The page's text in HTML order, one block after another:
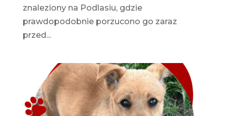
znaleziony na Podlasiu, gdzie
prawdopodobnie porzucono go zaraz
przed...